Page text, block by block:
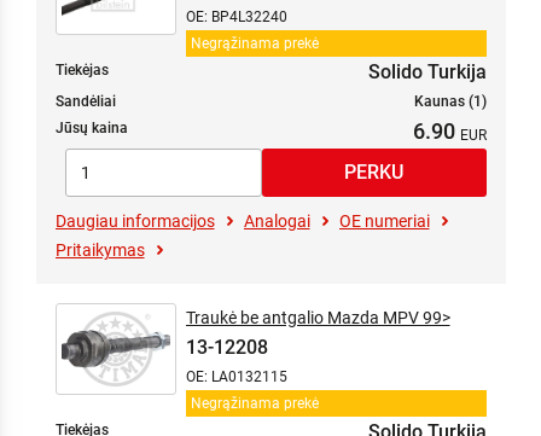
Negrąžinama prekė
OE: BP4L32240
Tiekėjas Solido Turkija
Sandėliai
Kaunas (1)
Jūsų kaina
6.90
Daugiau informacijos Analogai
OE numeriai
Pritaikymas
Negrąžinama prekė
Traukė be antgalio Mazda MPV 99>
13-12208
OE: LA0132115
Tiekėjas